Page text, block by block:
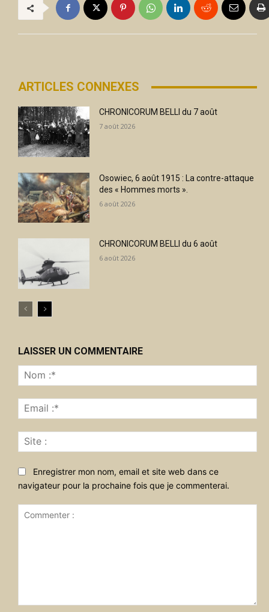
ARTICLES CONNEXES
CHRONICORUM BELLI du 7 août
7 août 2026
Osowiec, 6 août 1915 : La contre-attaque
des « Hommes morts ».
6 août 2026
CHRONICORUM BELLI du 6 août
6 août 2026
LAISSER UN COMMENTAIRE
:*
:*
:
Enregistrer mon nom, email et site web dans ce
navigateur pour la prochaine fois que je commenterai.